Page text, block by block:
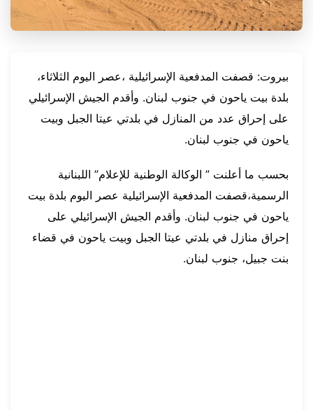
بيروت: قصفت المدفعية الإسرائيلية ،عصر اليوم الثلاثاء،
بلدة بيت ياحون في جنوب لبنان. وأقدم الجيش الإسرائيلي
على إحراق عدد من المنازل في بلدتي عيتا الجبل وبيت
ياحون في جنوب لبنان.
بحسب ما أعلنت ” الوكالة الوطنية للإعلام” اللبنانية
الرسمية،قصفت المدفعية الإسرائيلية عصر اليوم بلدة بيت
ياحون في جنوب لبنان. وأقدم الجيش الإسرائيلي على
إحراق منازل في بلدتي عيتا الجبل وبيت ياحون في قضاء
بنت جبيل، جنوب لبنان.